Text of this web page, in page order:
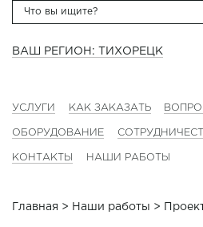
ВАШ РЕГИОН: ТИХОРЕЦК
УСЛУГИ КАК ЗАКАЗАТЬ
ОБОРУДОВАНИЕ
КОНТАКТЫ НАШИ РАБОТЫ
Главная > Наши работы >